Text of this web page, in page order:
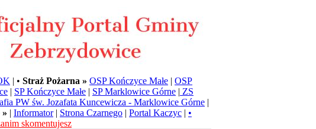
| • Straż Pożarna » OSP Kończyce Małe | OSP
| SP Kończyce Małe | SP Marklowice Górne | ZS
PW św. Jozafata Kuncewicza - Marklowice Górne |
| Informator| Strona Czarnego | Portal Kaczyc | •
skomentujesz